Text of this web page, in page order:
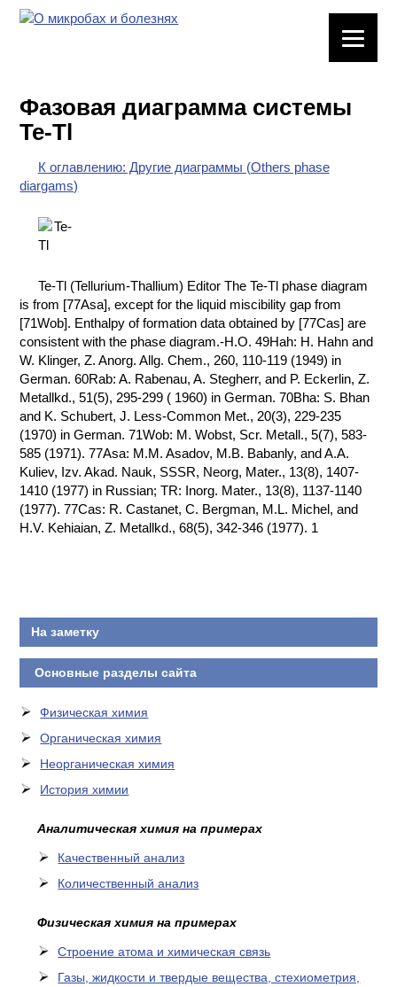
ХИМИЧЕСКАЯ
ВРЕДНЫЕ
ФАКТОРЫ
ХИМИЯ НА
ПРОИЗВОДСТВЕ
И ХИМИЧЕСКАЯ
ТЕХНОЛОГИЯ
КОНТАКТЫ
Фазовая диаграмма системы
Te-Tl
К оглавлению: Другие диаграммы (Others phase
diargams)
Te-Tl (Tellurium-Thallium) Editor The Te-Tl phase diagram
is from [77Asa], except for the liquid miscibility gap from
[71Wob]. Enthalpy of formation data obtained by [77Cas] are
consistent with the phase diagram.-H.O. 49Hah: H. Hahn and
W. Klinger, Z. Anorg. Allg. Chem., 260, 110-119 (1949) in
German. 60Rab: A. Rabenau, A. Stegherr, and P. Eckerlin, Z.
Metallkd., 51(5), 295-299 ( 1960) in German. 70Bha: S. Bhan
and K. Schubert, J. Less-Common Met., 20(3), 229-235
(1970) in German. 71Wob: M. Wobst, Scr. Metall., 5(7), 583-
585 (1971). 77Asa: M.M. Asadov, M.B. Babanly, and A.A.
Kuliev, Izv. Akad. Nauk, SSSR, Neorg, Mater., 13(8), 1407-
1410 (1977) in Russian; TR: Inorg. Mater., 13(8), 1137-1140
(1977). 77Cas: R. Castanet, C. Bergman, M.L. Michel, and
H.V. Kehiaian, Z. Metallkd., 68(5), 342-346 (1977). 1
На заметку
Основные разделы сайта
Физическая химия
Органическая химия
Неорганическая химия
История химии
Аналитическая химия на примерах
Качественный анализ
Количественный анализ
Физическая химия на примерах
Cтроение атома и химическая связь
Газы, жидкости и твердые вещества, стехиометрия,